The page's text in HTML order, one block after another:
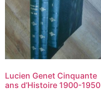
Lucien Genet Cinquante
ans d’Histoire 1900-1950